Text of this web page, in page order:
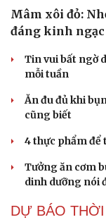
Mâm xôi đỏ:
đáng kinh ngạc
Tin vui bất ngờ
mỗi tuần
Ăn đu đủ khi
cũng biết
4 thực phẩm để
Tưởng ăn cơm
dinh dưỡng nói
DỰ BÁO